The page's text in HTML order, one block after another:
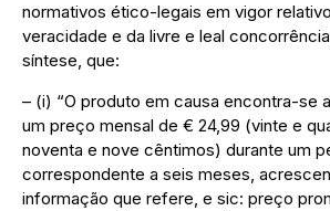
normativos ético-legais em vigor
veracidade e da livre e leal
síntese, que:
– (i) “O produto em causa encontra-se
um preço mensal de € 24,99 (vinte e
noventa e nove cêntimos) durante um
correspondente a seis meses,
informação que refere, e sic: preço